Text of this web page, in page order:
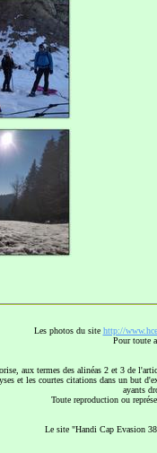
Les photos du site http://
Pour toute
aux termes des alinéas 2 et 3 de
et les courtes citations dans un but
ayants
Toute reproduction ou
Le site "Handi Cap Evasion